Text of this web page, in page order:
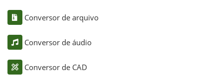
Conversor de arquivo
Conversor de áudio
Conversor de CAD